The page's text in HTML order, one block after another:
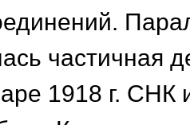
частичная
1918 г. СНК